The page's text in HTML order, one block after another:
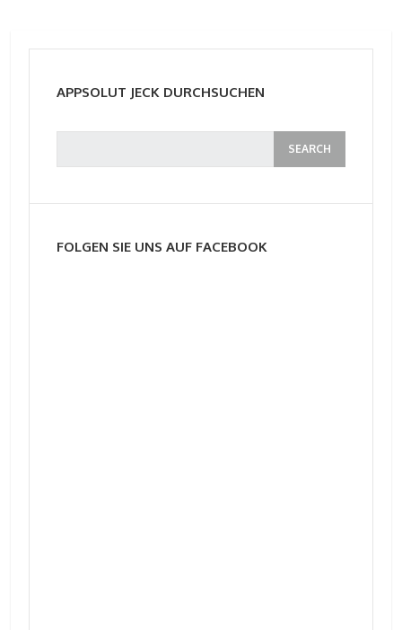
APPSOLUT JECK DURCHSUCHEN
FOLGEN SIE UNS AUF FACEBOOK